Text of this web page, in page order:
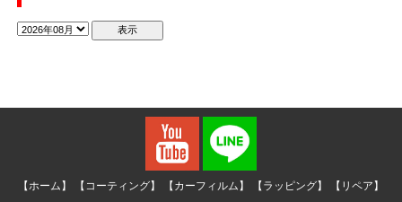
【ホーム】 【コーティング】 【カーフィルム】 【ラッピング】 【リペア】